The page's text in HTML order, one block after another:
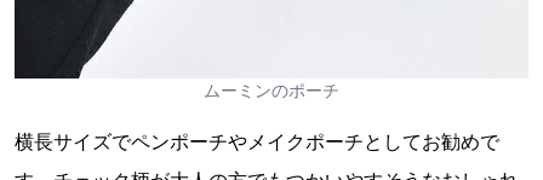
ムーミンのポーチ
横長サイズでペンポーチやメイクポーチとしてお勧めで